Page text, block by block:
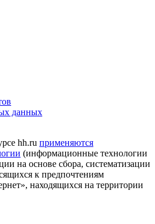
данных
hh.ru применяются
(информационные технологии
на основе сбора, систематизации
к предпочтениям
находящихся на территории